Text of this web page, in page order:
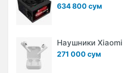
634 800 сум
Наушники Xiaomi
271 000 сум